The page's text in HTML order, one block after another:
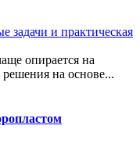
опирается на
на основе...